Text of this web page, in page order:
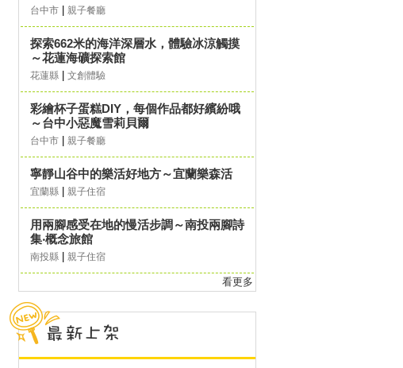
台中市 親子餐廳
探索662米的海洋深層水，體驗冰涼觸摸
～花蓮海礦探索館
花蓮縣 文創體驗
彩繪杯子蛋糕DIY，每個作品都好繽紛哦
～台中小惡魔雪莉貝爾
台中市 親子餐廳
寧靜山谷中的樂活好地方～宜蘭樂森活
宜蘭縣 親子住宿
用兩腳感受在地的慢活步調～南投兩腳詩
集‧概念旅館
南投縣 親子住宿
看更多